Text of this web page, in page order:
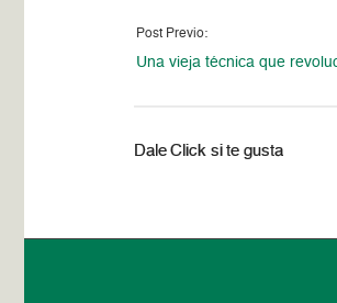
Post Previo:
Una vieja técnica que
Dale Click si te gusta